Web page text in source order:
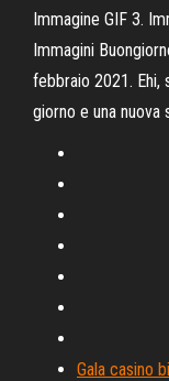
Immagine GIF 3.
Immagini
febbraio 2021. Ehi,
giorno e una nuova
Gala casino